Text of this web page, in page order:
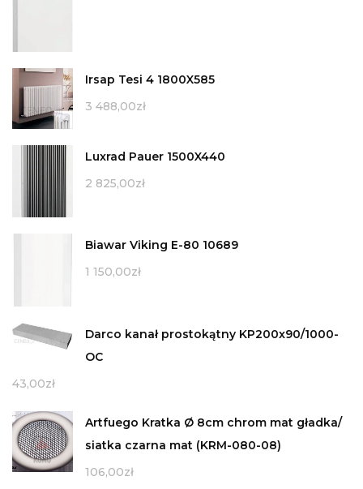
Irsap Tesi 4 1800X585
3 488,00zł
Luxrad Pauer 1500X440
2 825,00zł
Biawar Viking E-80 10689
1 150,00zł
Darco kanał prostokątny KP200x90/1000-
OC
43,00zł
Artfuego Kratka Ø 8cm chrom mat gładka/
siatka czarna mat (KRM-080-08)
106,00zł